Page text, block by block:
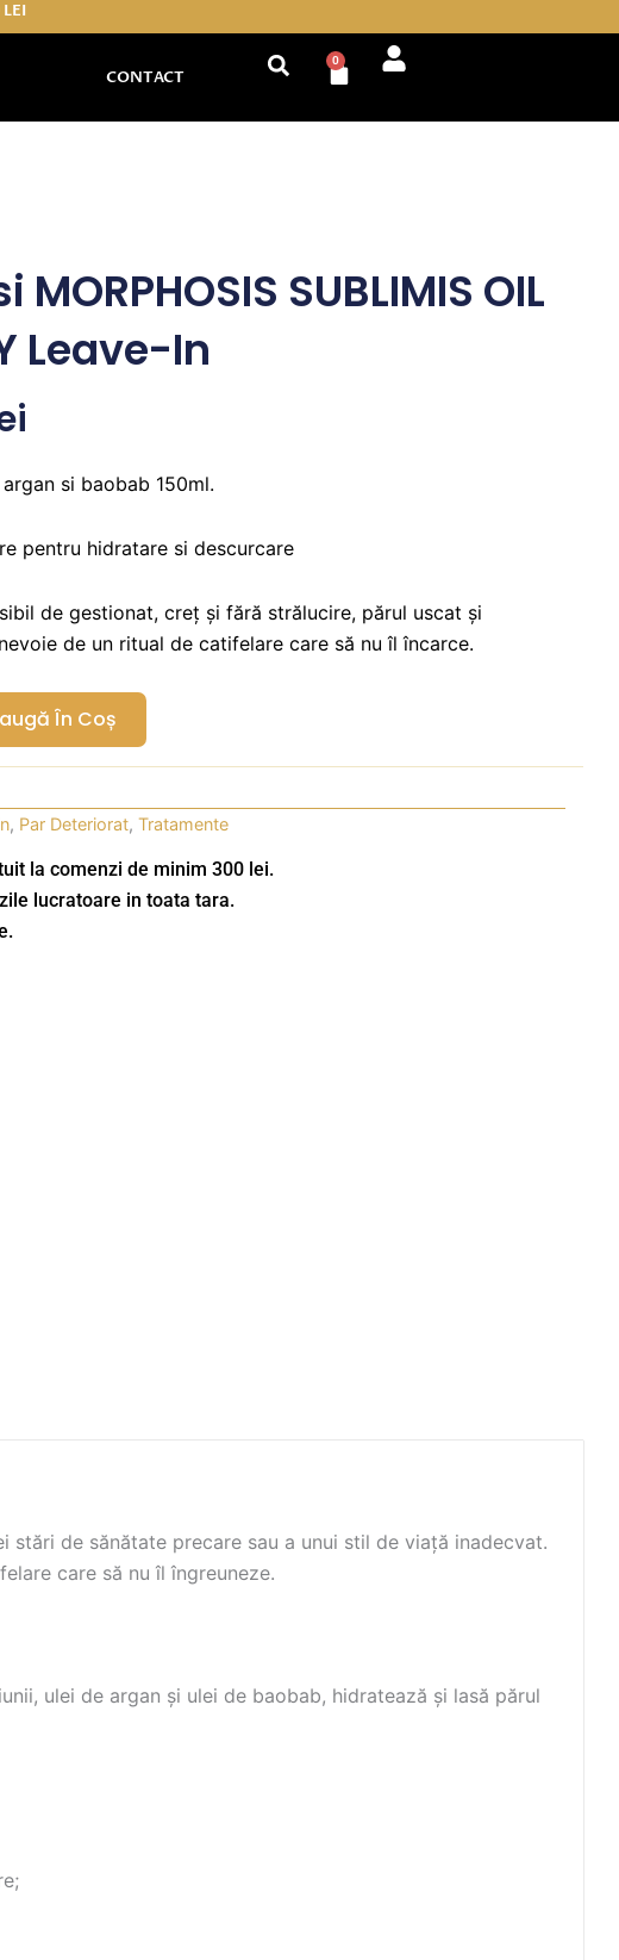
CONTACT
0
Cart
MORPHOSIS SUBLIMIS OIL
Leave-In
si baobab 150ml.
pentru hidratare si descurcare
de gestionat, creț și fără strălucire, părul uscat și
de un ritual de catifelare care să nu îl încarce.
În Coș
, Par Deteriorat, Tratamente
la comenzi de minim 300 lei.
lucratoare in toata tara.
de sănătate precare sau a unui stil de viață inadecvat.
care să nu îl îngreuneze.
ulei de argan și ulei de baobab, hidratează și lasă părul